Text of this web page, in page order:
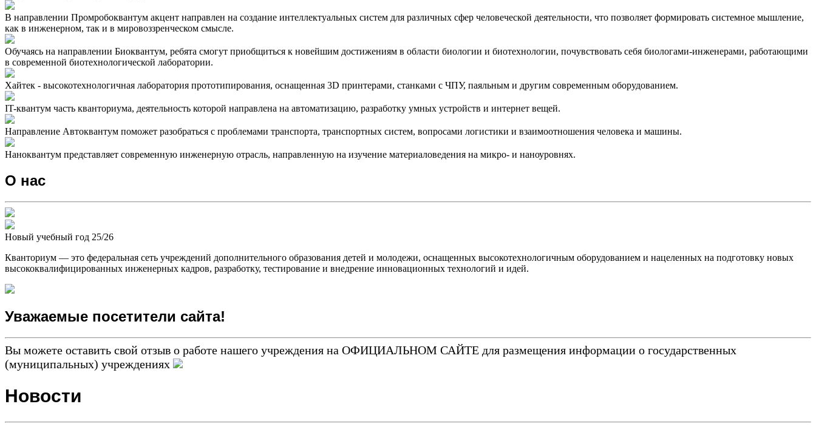
В направлении Промробоквантум акцент направлен на создание интеллектуальных систем для различных сфер человеческой деятельности, что позволяет формировать системное мышление,
как в инженерном, так и в мировоззренческом смысле.
Обучаясь на направлении Биоквантум, ребята смогут приобщиться к новейшим достижениям в области биологии и биотехнологии, почувствовать себя биологами-инженерами, работающими
в современной биотехнологической лаборатории.
Хайтек - высокотехнологичная лаборатория прототипирования, оснащенная 3D принтерами, станками с ЧПУ, паяльным и другим современным оборудованием.
IT-квантум часть кванториума, деятельность которой направлена на автоматизацию, разработку умных устройств и интернет вещей.
Направление Автоквантум поможет разобраться с проблемами транспорта, транспортных систем, вопросами логистики и взаимоотношения человека и машины.
Наноквантум представляет современную инженерную отрасль, направленную на изучение материаловедения на микро- и наноуровнях.
О нас
Новый учебный год 25/26
Кванториум — это федеральная сеть учреждений дополнительного образования детей и молодежи, оснащенных высокотехнологичным оборудованием и нацеленных на подготовку новых
высококвалифицированных инженерных кадров, разработку, тестирование и внедрение инновационных технологий и идей.
Уважаемые посетители сайта!
Вы можете оставить свой отзыв о работе нашего учреждения на ОФИЦИАЛЬНОМ САЙТЕ для размещения информации о государственных
(муниципальных) учреждениях
Новости